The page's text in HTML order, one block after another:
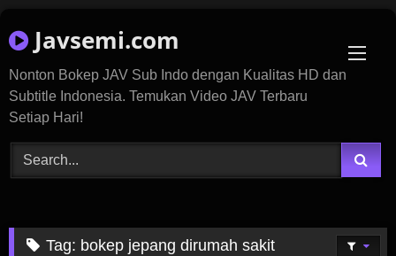
to
Javsemi.com
Nonton Bokep JAV Sub Indo dengan Kualitas HD dan
Subtitle Indonesia. Temukan Video JAV Terbaru
Setiap Hari!
Tag: bokep jepang dirumah sakit